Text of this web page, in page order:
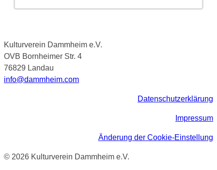
Kulturverein Dammheim e.V.
OVB Bornheimer Str. 4
76829 Landau
info@dammheim.com
Datenschutzerklärung
Impressum
Änderung der Cookie-Einstellung
© 2026 Kulturverein Dammheim e.V.